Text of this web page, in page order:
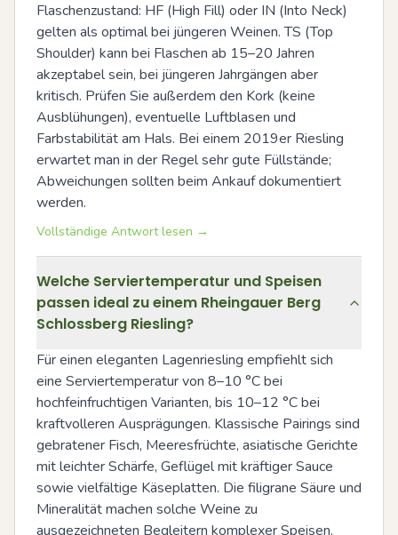
Flaschenzustand: HF (High Fill) oder IN (Into Neck)
gelten als optimal bei jüngeren Weinen. TS (Top
Shoulder) kann bei Flaschen ab 15–20 Jahren
akzeptabel sein, bei jüngeren Jahrgängen aber
kritisch. Prüfen Sie außerdem den Kork (keine
Ausblühungen), eventuelle Luftblasen und
Farbstabilität am Hals. Bei einem 2019er Riesling
erwartet man in der Regel sehr gute Füllstände;
Abweichungen sollten beim Ankauf dokumentiert
werden.
Vollständige Antwort lesen →
Welche Serviertemperatur und Speisen
passen ideal zu einem Rheingauer Berg
Schlossberg Riesling?
Für einen eleganten Lagenriesling empfiehlt sich
eine Serviertemperatur von 8–10 °C bei
hochfeinfruchtigen Varianten, bis 10–12 °C bei
kraftvolleren Ausprägungen. Klassische Pairings sind
gebratener Fisch, Meeresfrüchte, asiatische Gerichte
mit leichter Schärfe, Geflügel mit kräftiger Sauce
sowie vielfältige Käseplatten. Die filigrane Säure und
Mineralität machen solche Weine zu
ausgezeichneten Begleitern komplexer Speisen.